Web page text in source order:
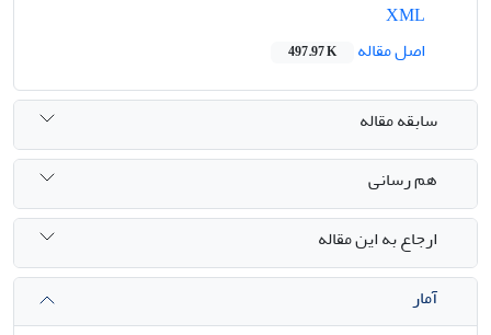
اصل مقاله
497.97 K
سابقه مقاله
هم رسانی
ارجاع به این مقاله
آمار